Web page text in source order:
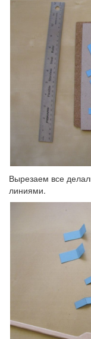
Вырезаем все
линиями.